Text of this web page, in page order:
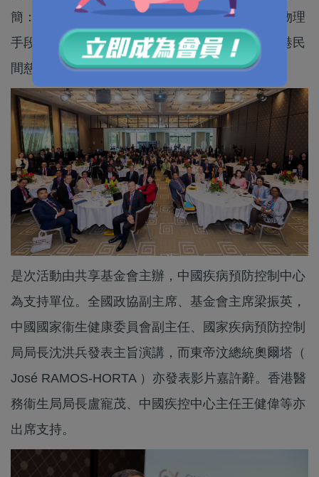
簡：無蚊則無登革熱」周邊會議，向全球推廣以物理
手段防控蟲媒疾病的「中國方案」。這是首個本港民
間慈善機構在世衞大會主辦邊會。
是次活動由共享基金會主辦，中國疾病預防控制中心
為支持單位。全國政協副主席、基金會主席梁振英，
中國國家衞生健康委員會副主任、國家疾病預防控制
局局長沈洪兵發表主旨演講，而東帝汶總統奧爾塔（
José RAMOS-HORTA ）亦發表影片嘉許辭。香港醫
務衞生局局長盧寵茂、中國疾控中心主任王健偉等亦
出席支持。